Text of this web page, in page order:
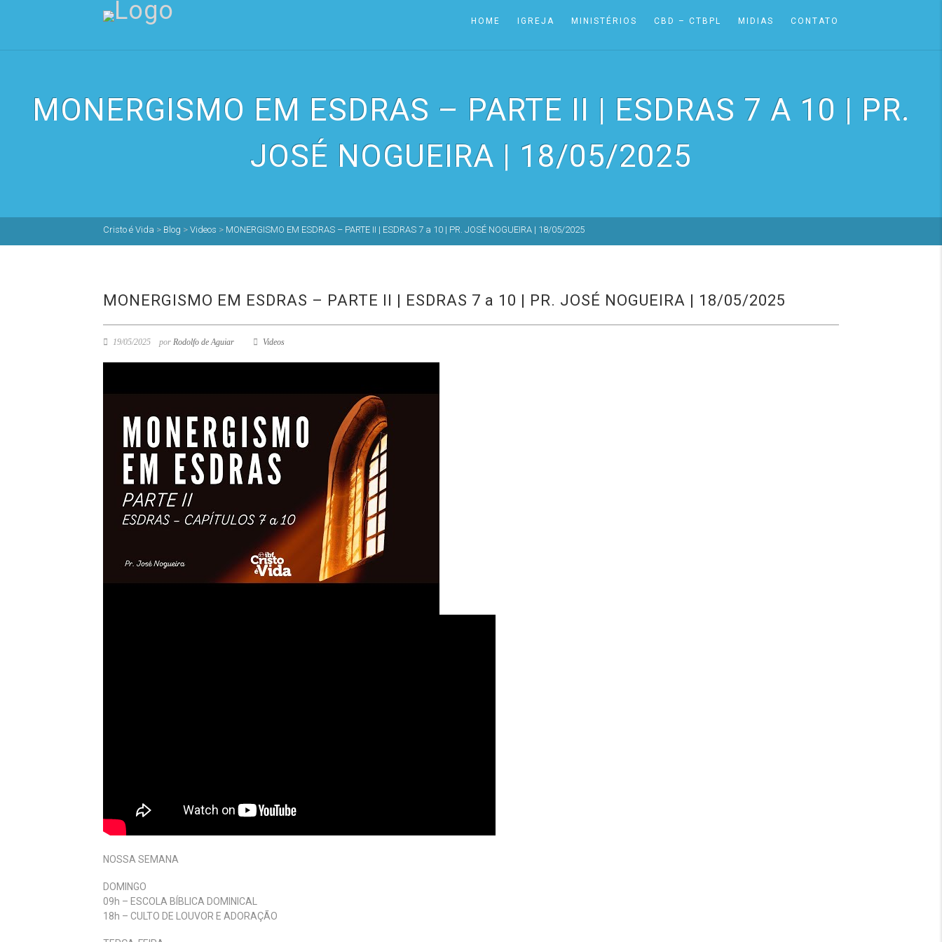
HOME IGREJA MINISTÉRIOS CBD – CTBPL MIDIAS CONTATO
MONERGISMO EM ESDRAS – PARTE II | ESDRAS 7 A 10 | PR.
JOSÉ NOGUEIRA | 18/05/2025
Cristo é Vida > Blog > Videos > MONERGISMO EM ESDRAS – PARTE II | ESDRAS 7 a 10 | PR. JOSÉ NOGUEIRA | 18/05/2025
MONERGISMO EM ESDRAS – PARTE II | ESDRAS 7 a 10 | PR. JOSÉ NOGUEIRA | 18/05/2025
19/05/2025 por Rodolfo de Aguiar Videos
NOSSA SEMANA
DOMINGO
09h – ESCOLA BÍBLICA DOMINICAL
18h – CULTO DE LOUVOR E ADORAÇÃO